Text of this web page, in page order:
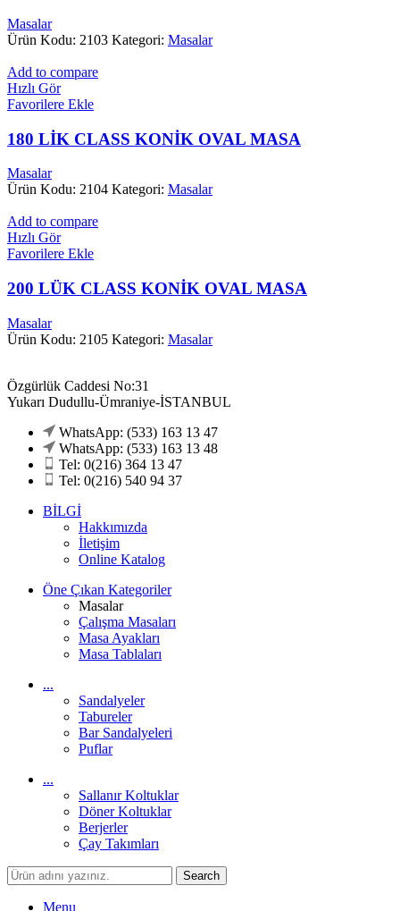
Masalar
Ürün Kodu: 2103 Kategori: Masalar
Add to compare
Hızlı Gör
Favorilere Ekle
180 LİK CLASS KONİK OVAL MASA
Masalar
Ürün Kodu: 2104 Kategori: Masalar
Add to compare
Hızlı Gör
Favorilere Ekle
200 LÜK CLASS KONİK OVAL MASA
Masalar
Ürün Kodu: 2105 Kategori: Masalar
Özgürlük Caddesi No:31
Yukarı Dudullu-Ümraniye-İSTANBUL
WhatsApp: (533) 163 13 47
WhatsApp: (533) 163 13 48
Tel: 0(216) 364 13 47
Tel: 0(216) 540 94 37
BİLGİ
Hakkımızda
İletişim
Online Katalog
Öne Çıkan Kategoriler
Masalar
Çalışma Masaları
Masa Ayakları
Masa Tablaları
...
Sandalyeler
Tabureler
Bar Sandalyeleri
Puflar
...
Sallanır Koltuklar
Döner Koltuklar
Berjerler
Çay Takımları
Search
Menu